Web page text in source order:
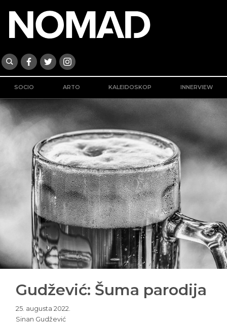
SOCIO ARTO KALEIDOSKOP INNERVIEW
Gudžević: Šuma parodija
25. augusta 2022.
Sinan Gudžević